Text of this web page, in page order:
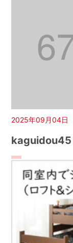
2025年09月04日
kaguidou45